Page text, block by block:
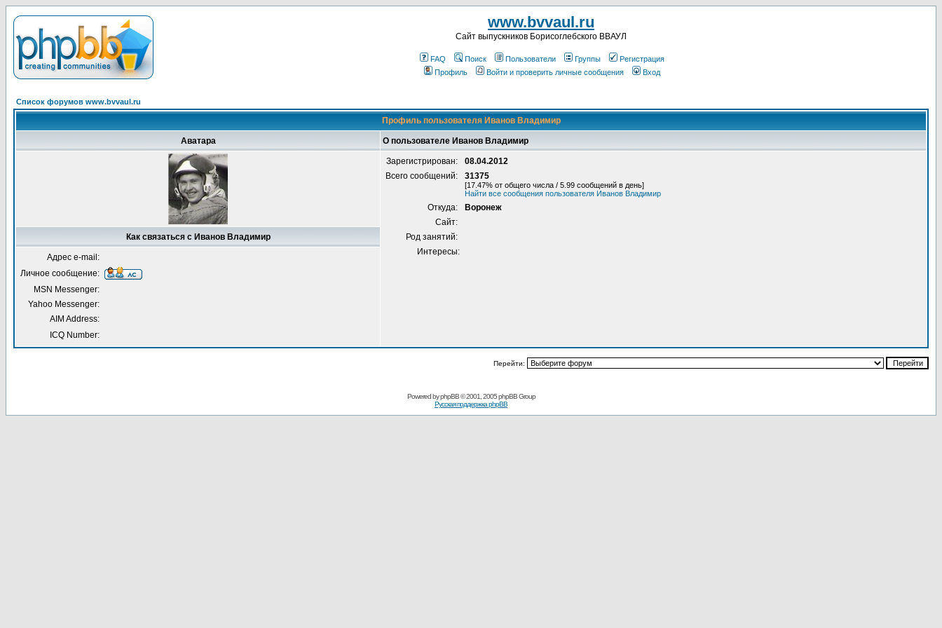
www.bvvaul.ru
Cайт выпускников Борисоглебского ВВАУЛ
FAQ Поиск Пользователи Группы
Регистрация
Профиль
Войти и проверить личные сообщения Вход
Список форумов www.bvvaul.ru
Профиль пользователя Иванов Владимир
Аватара О пользователе Иванов Владимир
Зарегистрирован:
08.04.2012
Всего сообщений:
31375
[17.47% от общего числа / 5.99 сообщений в день]
Найти все сообщения пользователя Иванов Владимир
Откуда:
Воронеж
Сайт:
Род занятий:
Интересы:
Как связаться с Иванов Владимир
Адрес e-mail:
Личное сообщение:
MSN Messenger:
Yahoo Messenger:
AIM Address:
ICQ Number:
Перейти:
Powered byphpBB© 2001, 2005 phpBB Group
Русская поддержка phpBB